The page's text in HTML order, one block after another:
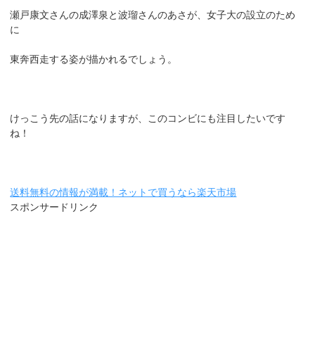
瀬戸康文さんの成澤泉と波瑠さんのあさが、女子大の設立のため
に
東奔西走する姿が描かれるでしょう。
けっこう先の話になりますが、このコンビにも注目したいです
ね！
送料無料の情報が満載！ネットで買うなら楽天市場
スポンサードリンク